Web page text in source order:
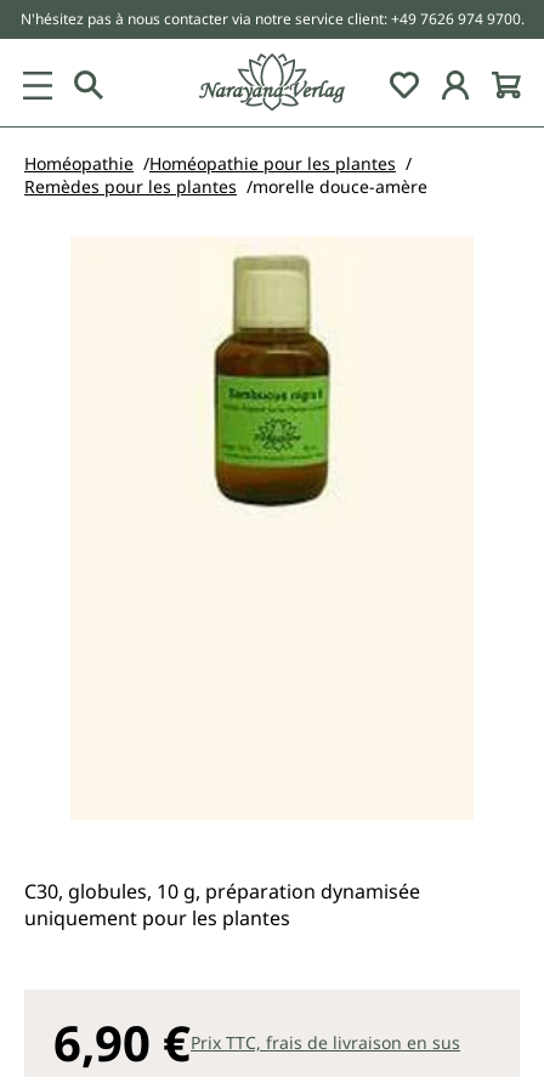
principal
N'hésitez pas à nous contacter via notre service client: +49 7626 974 9700.
Homéopathie
Homéopathie pour les plantes
Remèdes pour les plantes
morelle douce-amère
Ignorer la galerie d'images
C30, globules, 10 g, préparation dynamisée
uniquement pour les plantes
6,90 €Prix TTC, frais de livraison en sus